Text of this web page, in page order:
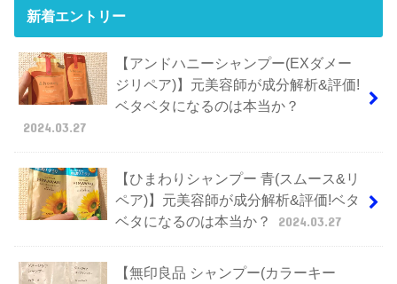
新着エントリー
【アンドハニーシャンプー(EXダメー
ジリペア)】元美容師が成分解析&評価!
ベタベタになるのは本当か？
2024.03.27
【ひまわりシャンプー 青(スムース&リ
ペア)】元美容師が成分解析&評価!ベタ
ベタになるのは本当か？
2024.03.27
【無印良品 シャンプー(カラーキー